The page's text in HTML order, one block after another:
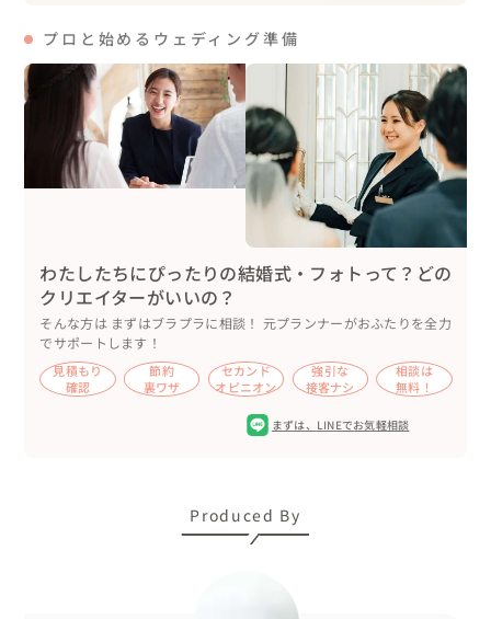
プロと始めるウェディング準備
わたしたちにぴったりの結婚式・フォトって？どの
クリエイターがいいの？
そんな方は まずはブラプラに相談！ 元プランナーがおふたりを全力
でサポートします！
見積もり
確認
節約
裏ワザ
セカンド
オピニオン
強引な
接客ナシ
相談は
無料！
まずは、 LINEでお気軽相談
Produced By